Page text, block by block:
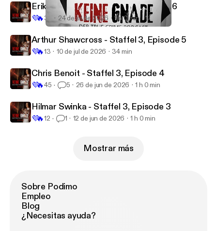
Keine Gnade
Erika & BJ Sifrit - Staffel 3, Episode 6
💜🔥 32 24 de jul de 2026 1 h 0 min
Arthur Shawcross - Staffel 3, Episode 5
💜🔥13 10 de jul de 2026 34 min
Chris Benoit - Staffel 3, Episode 4
💜🔥45 5 26 de jun de 2026 1 h 0 min
Hilmar Swinka - Staffel 3, Episode 3
💜🔥12 1 12 de jun de 2026 1 h 0 min
Mostrar más
Sobre Podimo
Empleo
Blog
¿Necesitas ayuda?